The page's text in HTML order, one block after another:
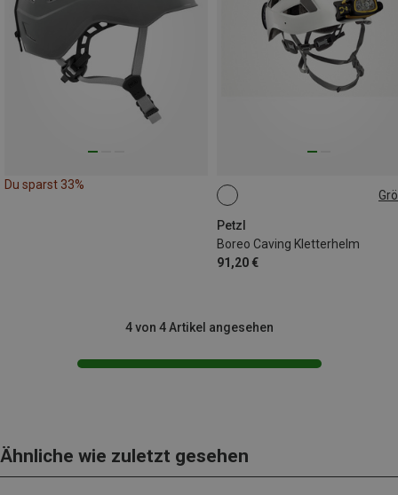
Du sparst 33%
Petzl
Boreo Caving Kletterhelm
91,20 €
48-58CM
4 von 4 Artikel angesehen
Ähnliche wie zuletzt gesehen